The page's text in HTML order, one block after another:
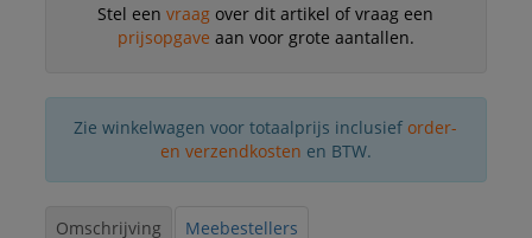
Stel eenvraag over dit artikel of vraag een
prijsopgave aan voor grote aantallen.
Zie winkelwagen voor totaalprijs inclusief order-
en verzendkosten en BTW.
Omschrijving Meebestellers